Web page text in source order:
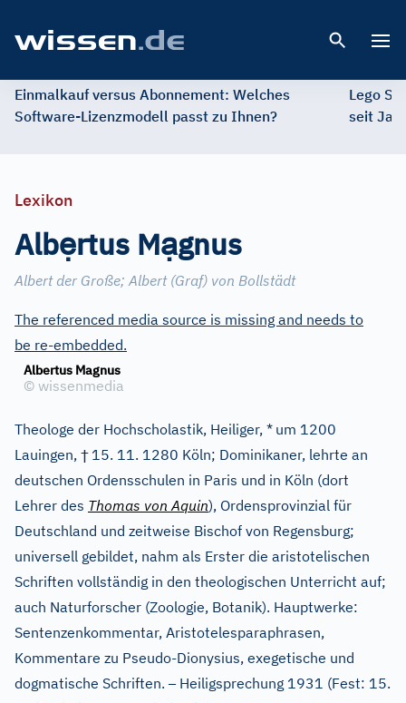
Einmalkauf versus Abonnement: Welches
Software-Lizenzmodell passt zu Ihnen?
Lego
seit
Lexikon
Albẹrtus Mạgnus
Albert der Große; Albert (Graf) von Bollstädt
The referenced media source is missing and needs to
be re-embedded.
Albertus Magnus
© wissenmedia
Theologe der Hochscholastik, Heiliger, * um 1200
Lauingen, † 15. 11. 1280 Köln; Dominikaner, lehrte an
deutschen Ordensschulen in Paris und in Köln (dort
Lehrer des Thomas von Aquin), Ordensprovinzial für
Deutschland und zeitweise Bischof von Regensburg;
universell gebildet, nahm als Erster die aristotelischen
Schriften vollständig in den theologischen Unterricht auf;
auch Naturforscher (Zoologie, Botanik). Hauptwerke:
Sentenzenkommentar, Aristotelesparaphrasen,
Kommentare zu Pseudo-Dionysius, exegetische und
dogmatische Schriften.–Heiligsprechung 1931 (Fest: 15.